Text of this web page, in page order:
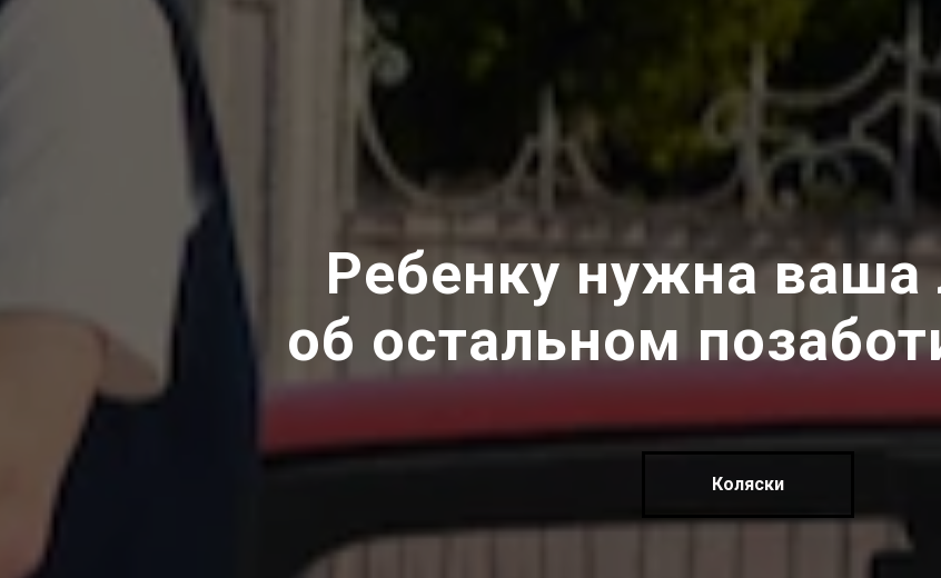
Ребенку нужна
об остальном
Коляски